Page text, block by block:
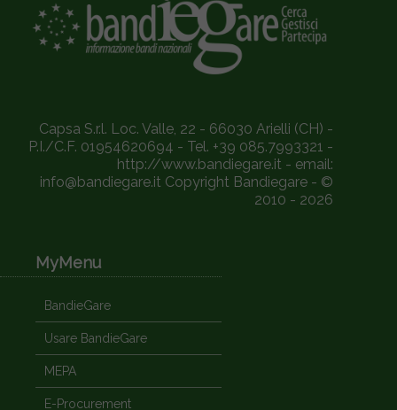
Capsa S.r.l. Loc. Valle, 22 - 66030 Arielli (CH) -
P.I./C.F. 01954620694 - Tel. +39 085.7993321 -
http://www.bandiegare.it - email:
info@bandiegare.it Copyright Bandiegare - ©
2010 - 2026
MyMenu
BandieGare
Usare BandieGare
MEPA
E-Procurement